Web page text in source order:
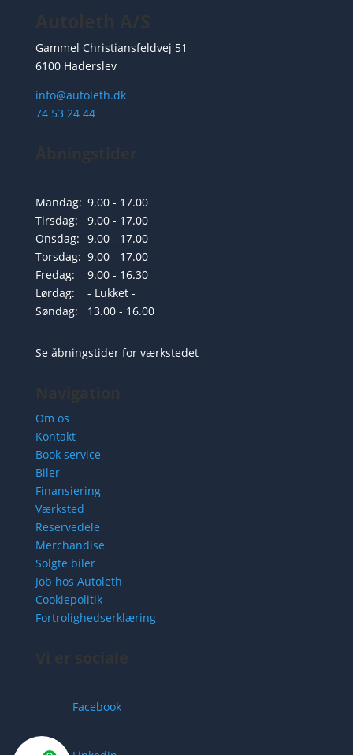
Gammel Christiansfeldvej 51
6100 Haderslev
info@autoleth.dk
74 53 24 44
Mandag: 9.00 - 17.00
Tirsdag:
9.00 - 17.00
Onsdag: 9.00 - 17.00
Torsdag: 9.00 - 17.00
Fredag:
9.00 - 16.30
Lørdag:
- Lukket -
Søndag:
13.00 - 16.00
Se åbningstider for værkstedet
Om os
Kontakt
Book service
Biler
Finansiering
Værksted
Reservedele
Merchandise
Solgte biler
Job hos Autoleth
Cookiepolitik
Fortrolighedserklæring
Facebook